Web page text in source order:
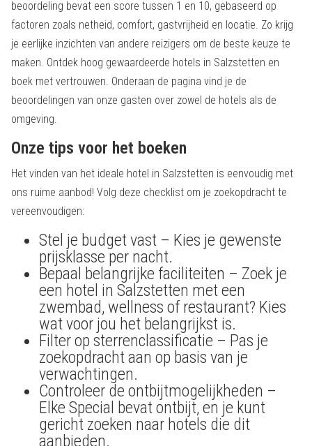
beoordeling bevat een score tussen 1 en 10, gebaseerd op
factoren zoals netheid, comfort, gastvrijheid en locatie. Zo krijg
je eerlijke inzichten van andere reizigers om de beste keuze te
maken. Ontdek hoog gewaardeerde hotels in Salzstetten en
boek met vertrouwen. Onderaan de pagina vind je de
beoordelingen van onze gasten over zowel de hotels als de
omgeving.
Onze tips voor het boeken
Het vinden van het ideale hotel in Salzstetten is eenvoudig met
ons ruime aanbod! Volg deze checklist om je zoekopdracht te
vereenvoudigen:
Stel je budget vast – Kies je gewenste
prijsklasse per nacht.
Bepaal belangrijke faciliteiten – Zoek je
een hotel in Salzstetten met een
zwembad, wellness of restaurant? Kies
wat voor jou het belangrijkst is.
Filter op sterrenclassificatie – Pas je
zoekopdracht aan op basis van je
verwachtingen.
Controleer de ontbijtmogelijkheden –
Elke Special bevat ontbijt, en je kunt
gericht zoeken naar hotels die dit
aanbieden.